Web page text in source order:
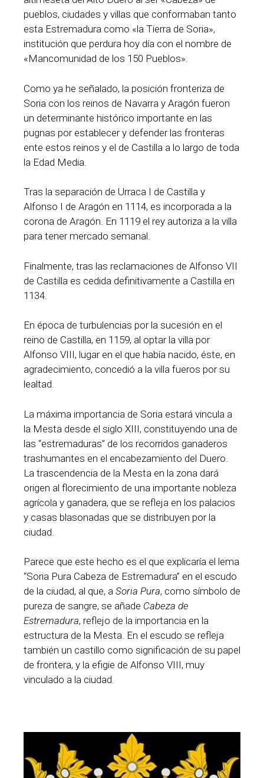
pueblos, ciudades y villas que conformaban tanto
esta Estremadura como «la Tierra de Soria»,
institución que perdura hoy día con el nombre de
«Mancomunidad de los 150 Pueblos».
Como ya he señalado, la posición fronteriza de
Soria con los reinos de Navarra y Aragón fueron
un determinante histórico importante en las
pugnas por establecer y defender las fronteras
ente estos reinos y el de Castilla a lo largo de toda
la Edad Media.
Tras la separación de Urraca I de Castilla y
Alfonso I de Aragón en 1114, es incorporada a la
corona de Aragón. En 1119 el rey autoriza a la villa
para tener mercado semanal.
Finalmente, tras las reclamaciones de Alfonso VII
de Castilla es cedida definitivamente a Castilla en
1134.
En época de turbulencias por la sucesión en el
reino de Castilla, en 1159, al optar la villa por
Alfonso VIII, lugar en el que había nacido, éste, en
agradecimiento, concedió a la villa fueros por su
lealtad.
La máxima importancia de Soria estará vincula a
la Mesta desde el siglo XIII, constituyendo una de
las “estremaduras” de los recorridos ganaderos
trashumantes en el encabezamiento del Duero.
La trascendencia de la Mesta en la zona dará
origen al florecimiento de una importante nobleza
agrícola y ganadera, que se refleja en los palacios
y casas blasonadas que se distribuyen por la
ciudad.
Parece que este hecho es el que explicaría el lema
“Soria Pura Cabeza de Estremadura” en el escudo
de la ciudad, al que, a Soria Pura, como símbolo de
pureza de sangre, se añade Cabeza de
Estremadura, reflejo de la importancia en la
estructura de la Mesta. En el escudo se refleja
también un castillo como significación de su papel
de frontera, y la efigie de Alfonso VIII, muy
vinculado a la ciudad.